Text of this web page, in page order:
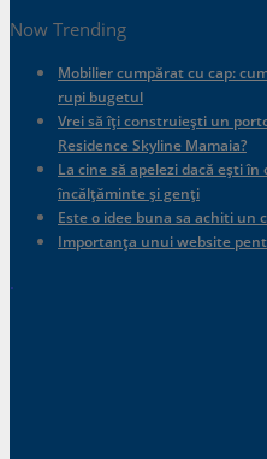
Now Trending
Mobilier cumpărat cu cap:
rupi bugetul
Vrei să îți construiești un
Residence Skyline Mamaia?
La cine să apelezi dacă ești
încălțăminte și genți
Este o idee buna sa achiti un
Importanța unui website
.